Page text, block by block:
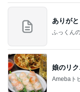
ありがと
ふっくんの日々是好日
娘のリ
Amebaト